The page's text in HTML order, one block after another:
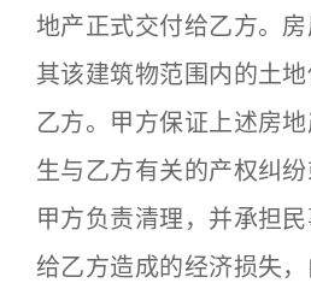
地产正式交付给乙方。房
其该建筑物范围内的土
乙方。甲方保证上述房
生与乙方有关的产权纠
甲方负责清理，并承担
给乙方造成的经济损失，